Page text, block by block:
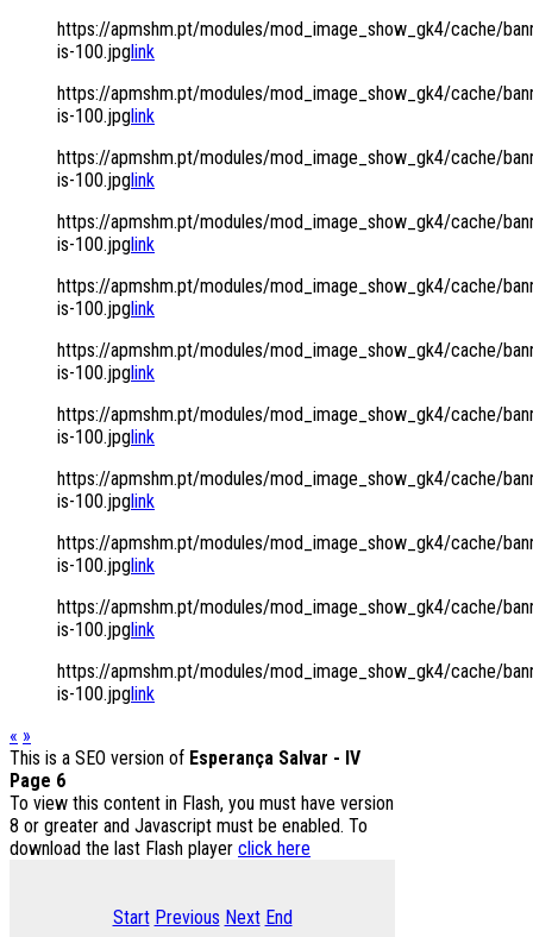
https://apmshm.pt/modules/mod_image_show_gk4/cache/
is-100.jpglink
https://apmshm.pt/modules/mod_image_show_gk4/cache/
is-100.jpglink
https://apmshm.pt/modules/mod_image_show_gk4/cache/
is-100.jpglink
https://apmshm.pt/modules/mod_image_show_gk4/cache/
is-100.jpglink
https://apmshm.pt/modules/mod_image_show_gk4/cache/
is-100.jpglink
https://apmshm.pt/modules/mod_image_show_gk4/cache/
is-100.jpglink
https://apmshm.pt/modules/mod_image_show_gk4/cache/
is-100.jpglink
https://apmshm.pt/modules/mod_image_show_gk4/cache/
is-100.jpglink
https://apmshm.pt/modules/mod_image_show_gk4/cache/
is-100.jpglink
https://apmshm.pt/modules/mod_image_show_gk4/cache/
is-100.jpglink
https://apmshm.pt/modules/mod_image_show_gk4/cache/
is-100.jpglink
« »
This is a SEO version of Esperança Salvar - IV
Page 6
To view this content in Flash, you must have version
8 or greater and Javascript must be enabled. To
download the last Flash player click here
Start Previous Next End